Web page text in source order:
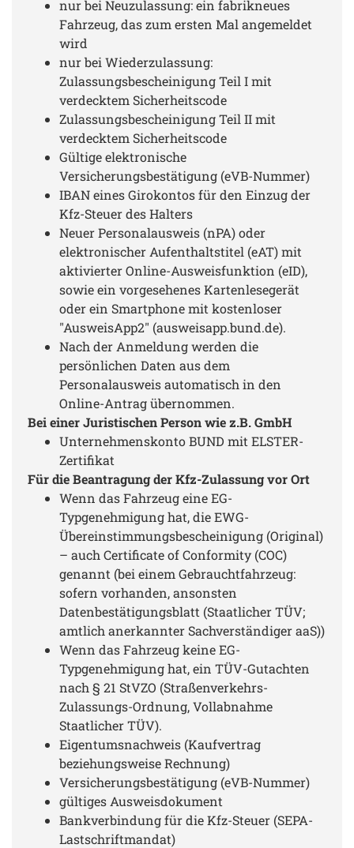
nur bei Neuzulassung: ein fabrikneues
Fahrzeug, das zum ersten Mal angemeldet
wird
nur bei Wiederzulassung:
Zulassungsbescheinigung Teil I mit
verdecktem Sicherheitscode
Zulassungsbescheinigung Teil II mit
verdecktem Sicherheitscode
Gültige elektronische
Versicherungsbestätigung (eVB-Nummer)
IBAN eines Girokontos für den Einzug der
Kfz-Steuer des Halters
Neuer Personalausweis (nPA) oder
elektronischer Aufenthaltstitel (eAT) mit
aktivierter Online-Ausweisfunktion (eID),
sowie ein vorgesehenes Kartenlesegerät
oder ein Smartphone mit kostenloser
"AusweisApp2" (ausweisapp.bund.de).
Nach der Anmeldung werden die
persönlichen Daten aus dem
Personalausweis automatisch in den
Online-Antrag übernommen.
Bei einer Juristischen Person wie z.B. GmbH
Unternehmenskonto BUND mit ELSTER-
Zertifikat
Für die Beantragung der Kfz-Zulassung vor Ort
Wenn das Fahrzeug eine EG-
Typgenehmigung hat, die EWG-
Übereinstimmungsbescheinigung (Original)
– auch Certificate of Conformity (COC)
genannt (bei einem Gebrauchtfahrzeug:
sofern vorhanden, ansonsten
Datenbestätigungsblatt (Staatlicher TÜV;
amtlich anerkannter Sachverständiger aaS))
Wenn das Fahrzeug keine EG-
Typgenehmigung hat, ein TÜV-Gutachten
nach § 21 StVZO (Straßenverkehrs-
Zulassungs-Ordnung, Vollabnahme
Staatlicher TÜV).
Eigentumsnachweis (Kaufvertrag
beziehungsweise Rechnung)
Versicherungsbestätigung (eVB-Nummer)
gültiges Ausweisdokument
Bankverbindung für die Kfz-Steuer (SEPA-
Lastschriftmandat)